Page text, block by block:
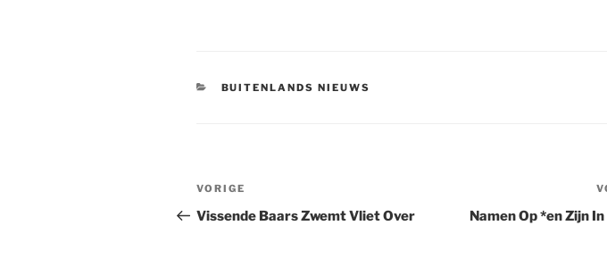
CATEGORIEËN
BUITENLANDS NIEUWS
Berichtnavigatie
Vorig
bericht
VORIGE
Vissende Baars Zwemt Vliet Over Namen Op *en Zijn